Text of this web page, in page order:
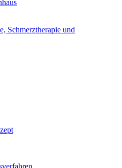
Schmerztherapie und